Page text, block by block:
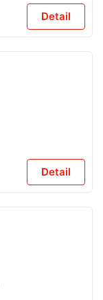
Detail
Detail